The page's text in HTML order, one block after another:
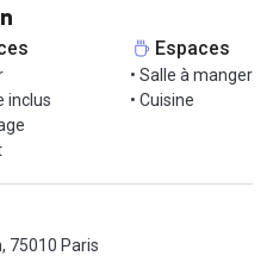
et 7 du métro parisien.
pas à nous contacter !
inclus
Espaces
• Salle à manger
• Cuisine
75010 Paris